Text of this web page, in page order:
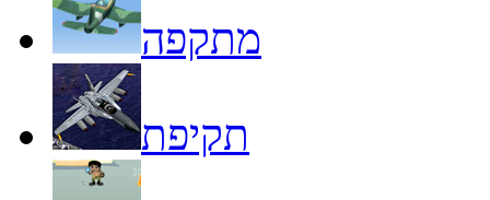
מתקפה
תקיפת